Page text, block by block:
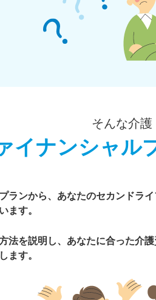
そんな介
イナンシャル
ランから、あなたのセカンドラ
ます。
法を説明し、あなたに合った介
ます。